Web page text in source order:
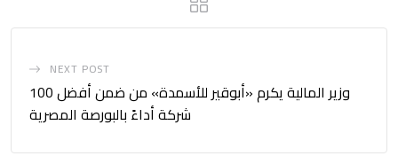
NEXT POST
وزير المالية يكرم «أبوقير للأسمدة» من ضمن أفضل 100
شركة أداءً بالبورصة المصرية